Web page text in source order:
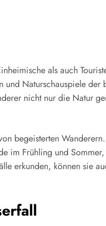
als auch
Naturschauspiele der
nicht nur die Natur
begeisterten
im Frühling und
erkunden, können sie